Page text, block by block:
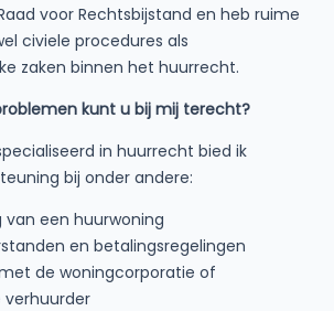
voor Rechtsbijstand en heb ruime
civiele procedures als
zaken binnen het huurrecht.
kunt u bij mij terecht?
in huurrecht bied ik
bij onder andere:
een huurwoning
en betalingsregelingen
de woningcorporatie of